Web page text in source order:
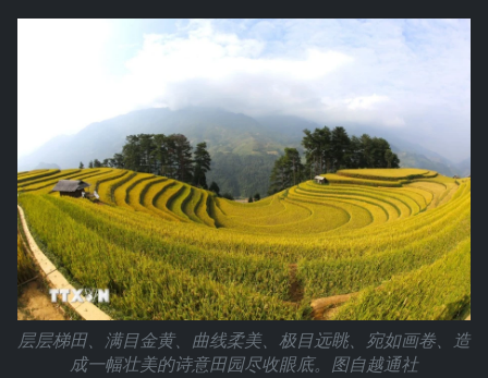
层层梯田、满目金黄、曲线柔美、极目远眺、宛如画卷、造
成一幅壮美的诗意田园尽收眼底。图自越通社